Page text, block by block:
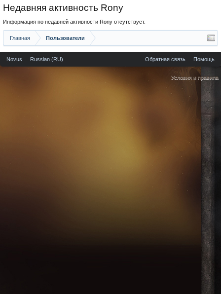
Недавняя активность Rony
Информация по недавней активности Rony отсутствует.
Главная Пользователи
Novus Russian (RU) Обратная связь Помощь
Условия и правила